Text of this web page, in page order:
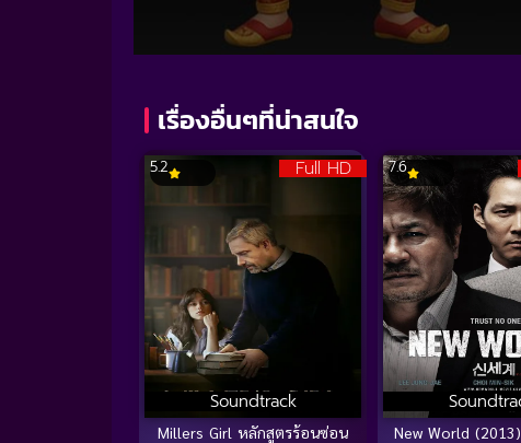
เรื่องอื่นๆที่น่าสนใจ
Full HD
Soundtrack
5.2
Millers Girl หลักสูตรร้อนซ่อน
7.6
New World